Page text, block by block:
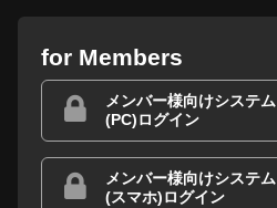
for Members
メンバー様向けシステム
(PC)ログイン
メンバー様向けシステム
(スマホ)ログイン